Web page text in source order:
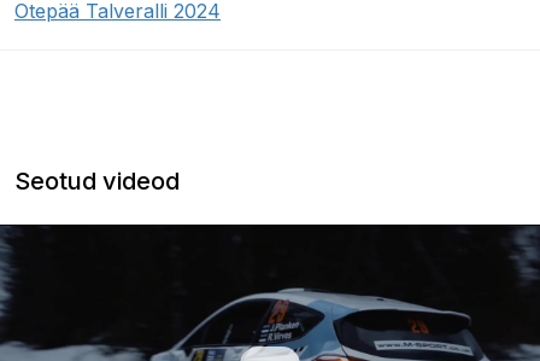
Otepää Talveralli 2024
Seotud videod